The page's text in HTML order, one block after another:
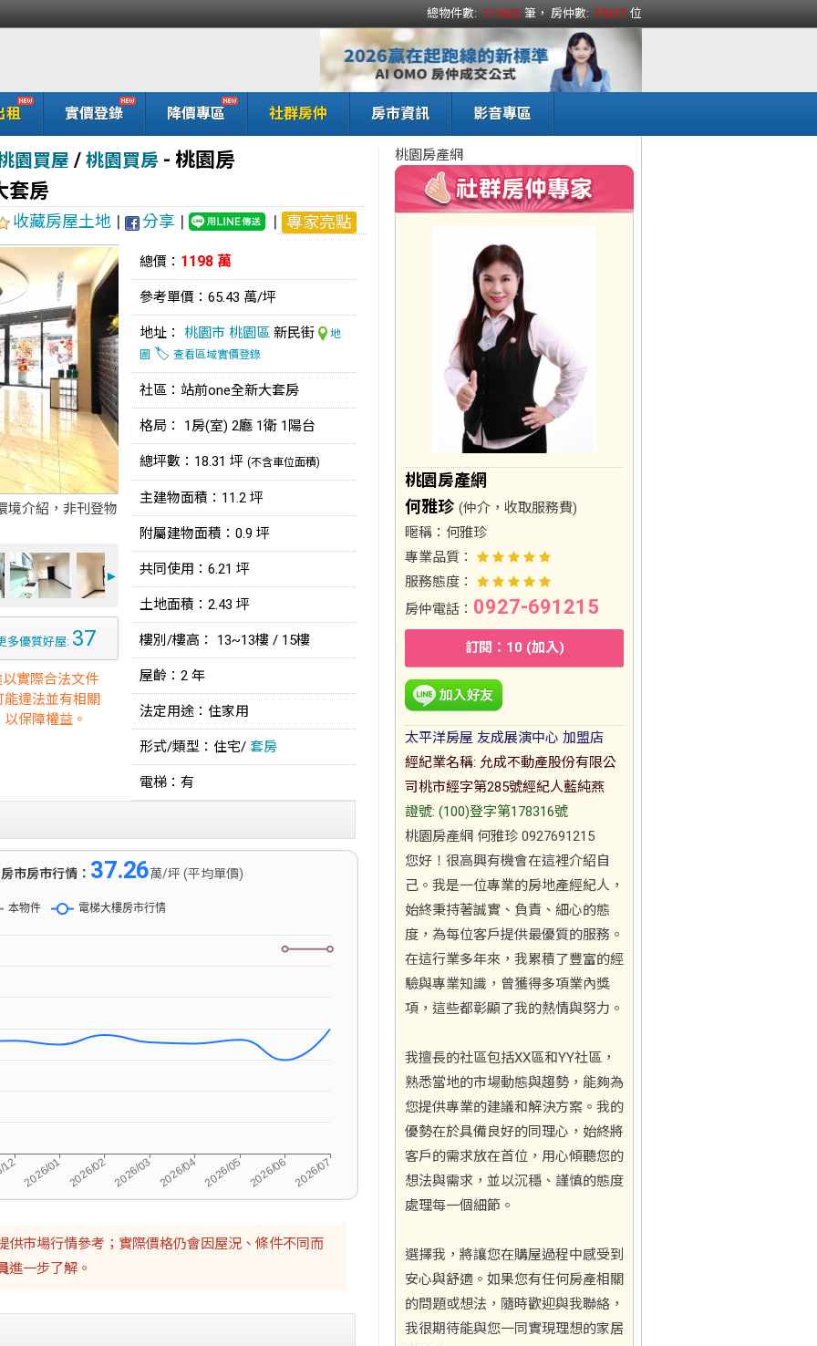
總物件數: 111625 筆， 房仲數: 15327 位
租 實價登錄 降價專區 社群房仲 房市資訊 影音專區
園買屋 / 桃園買房 - 桃園房
套房
收藏房屋土地 | 分享 | | 專家亮點
境介紹，非刊登物
►
多優質好屋: 37
實際合法文件
違法並有相關
保障權益。
總價： 1198 萬
參考單價：65.43 萬/坪
地址： 桃園市 桃園區 新民街
地
圖 🏷️ 查看區域實價登錄
社區：站前one全新大套房
格局： 1房(室) 2廳 1衛 1陽台
總坪數：18.31 坪 (不含車位面積)
主建物面積：11.2 坪
附屬建物面積：0.9 坪
共同使用：6.21 坪
土地面積：2.43 坪
樓別/樓高： 13~13樓 / 15樓
屋齡：2 年
法定用途：住家用
形式/類型：住宅/ 套房
電梯：有
房市房市行情： 37.26萬/坪 (平均單價)
供市場行情參考；實際價格仍會因屋況、條件不同而
進一步了解。
桃園房產網
桃園房產網
何雅珍 (仲介，收取服務費)
暱稱： 何雅珍
專業品質：
服務態度：
房仲電話： 0927-691215
訂閱：10 (加入)
太平洋房屋 友成展演中心 加盟店
經紀業名稱: 允成不動產股份有限公
司桃市經字第285號經紀人藍純燕
證號: (100)登字第178316號
桃園房產網 何雅珍 0927691215
您好！很高興有機會在這裡介紹自
己。我是一位專業的房地產經紀人，
始終秉持著誠實、負責、細心的態
度，為每位客戶提供最優質的服務。
在這行業多年來，我累積了豐富的經
驗與專業知識，曾獲得多項業內獎
項，這些都彰顯了我的熱情與努力。
我擅長的社區包括XX區和YY社區，
熟悉當地的市場動態與趨勢，能夠為
您提供專業的建議和解決方案。我的
優勢在於具備良好的同理心，始終將
客戶的需求放在首位，用心傾聽您的
想法與需求，並以沉穩、謹慎的態度
處理每一個細節。
選擇我，將讓您在購屋過程中感受到
安心與舒適。如果您有任何房產相關
的問題或想法，隨時歡迎與我聯絡，
我很期待能與您一同實現理想的家居